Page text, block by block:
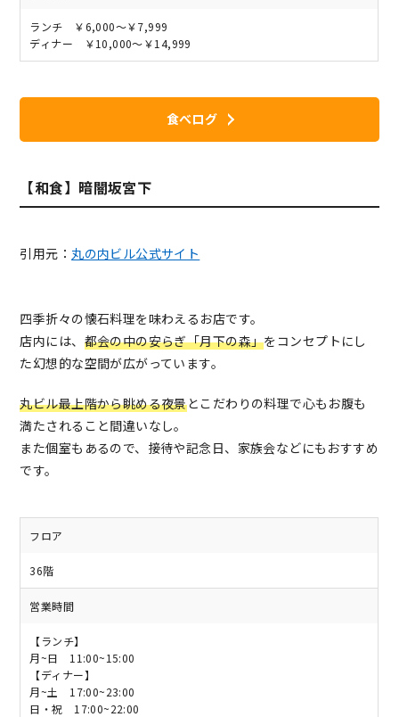
ランチ ￥6,000～￥7,999
ディナー ￥10,000～￥14,999
食べログ
【和食】暗闇坂宮下
引用元： 丸の内ビル公式サイト
四季折々の懐石料理を味わえるお店です。
店内には、 都会の中の安らぎ「月下の森」をコンセプトにし
た幻想的な空間が広がっています。
丸ビル最上階から眺める夜景とこだわりの料理で心もお腹も
満たされること間違いなし。
また個室もあるので、接待や記念日、家族会などにもおすすめ
です。
フロア
36階
営業時間
【ランチ】
月~日 11:00~15:00
【ディナー】
月~土 17:00~23:00
日・祝 17:00~22:00